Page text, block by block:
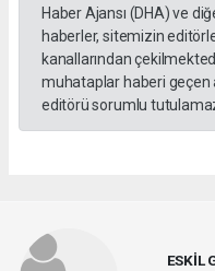
Haber Ajansı (DHA) ve
haberler, sitemizin
kanallarından
muhataplar haberi geçen
editörü sorumlu
ESKİL